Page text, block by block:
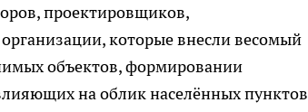
проектировщиков,
которые внесли весомый
объектов, формировании
на облик населённых пунктов